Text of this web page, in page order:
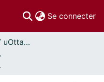
Se connecter
Thèses uOttawa // uOttawa Theses
2010